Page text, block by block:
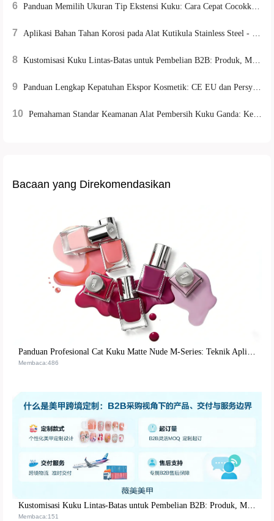
6 Panduan Memilih Ukuran Tip Ekstensi Kuku: Cara Cepat Cocokkan Kode Berdasarkan Bentuk Tangan
7 Aplikasi Bahan Tahan Korosi pada Alat Kutikula Stainless Steel - 郑州薇美有限公司
8 Kustomisasi Kuku Lintas‑Batas untuk Pembelian B2B: Produk, MOQ, Pengiriman & Layanan
9 Panduan Lengkap Kepatuhan Ekspor Kosmetik: CE EU dan Persyaratan FDA AS
10 Pemahaman Standar Keamanan Alat Pembersih Kuku Ganda: Keunggulan Ekspor Alat Manikur dengan Sertifikasi Internasional
Bacaan yang Direkomendasikan
Panduan Profesional Cat Kuku Matte Nude M-Series: Teknik Aplikasi Cepat Kering dan Tingkatkan Kepuasan Pelanggan
Membaca:486
Kustomisasi Kuku Lintas‑Batas untuk Pembelian B2B: Produk, MOQ, Pengiriman & Layanan
Membaca:151